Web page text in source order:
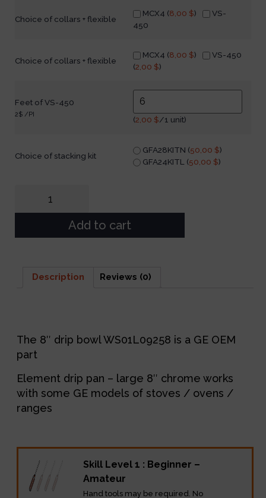
Choice of collars + flexible
MCX4 (8,00 $)
VS-
450
Choice of collars + flexible
MCX4 (8,00 $)
VS-450
(2,00 $)
Feet of VS-450
2$ /PI
(2,00 $/1 unit)
Choice of stacking kit
GFA28KITN (50,00 $)
GFA24KITL (50,00 $)
Add to cart
Description Reviews (0)
The 8″ drip bowl WS01L09258 is a GE OEM
part
Element drip pan – large 8″ chrome works
with some GE models of stoves / ovens /
ranges
Skill Level 1 : Beginner –
Amateur
Hand tools may be required. No